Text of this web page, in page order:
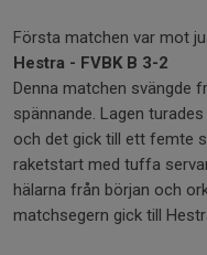
Första matchen var mot
Hestra - FVBK B 3-2
Denna matchen svängde
spännande. Lagen
och det gick till ett femte
raketstart med tuffa
hälarna från början och
matchsegern gick till